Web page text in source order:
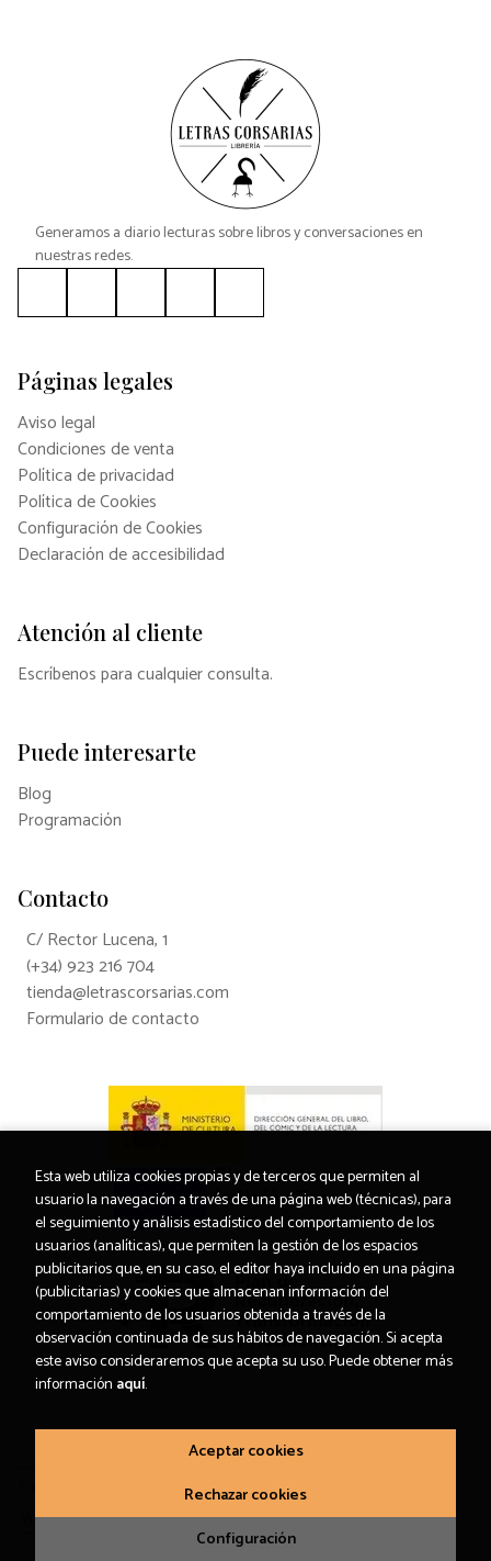
Generamos a diario lecturas sobre libros y conversaciones en
nuestras redes.
Páginas legales
Aviso legal
Condiciones de venta
Política de privacidad
Política de Cookies
Configuración de Cookies
Declaración de accesibilidad
Atención al cliente
Escríbenos para cualquier consulta.
Puede interesarte
Blog
Programación
Contacto
C/ Rector Lucena, 1
(+34) 923 216 704
tienda@letrascorsarias.com
Formulario de contacto
Letras Corsarias Librería
Esta web utiliza cookies propias y de terceros que permiten al
usuario la navegación a través de una página web (técnicas), para
el seguimiento y análisis estadístico del comportamiento de los
usuarios (analíticas), que permiten la gestión de los espacios
publicitarios que, en su caso, el editor haya incluido en una página
(publicitarias) y cookies que almacenan información del
comportamiento de los usuarios obtenida a través de la
observación continuada de sus hábitos de navegación. Si acepta
este aviso consideraremos que acepta su uso. Puede obtener más
información aquí.
Configuración
Rechazar cookies
Aceptar cookies